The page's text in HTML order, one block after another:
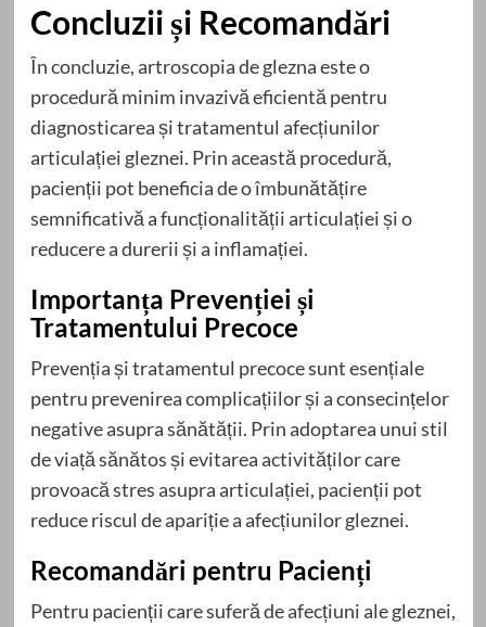
Concluzii și Recomandări
În concluzie, artroscopia de glezna este o
procedură minim invazivă eficientă pentru
diagnosticarea și tratamentul afecțiunilor
articulației gleznei. Prin această procedură,
pacienții pot beneficia de o îmbunătățire
semnificativă a funcționalității articulației și o
reducere a durerii și a inflamației.
Importanța Prevenției și
Tratamentului Precoce
Prevenția și tratamentul precoce sunt esențiale
pentru prevenirea complicațiilor și a consecințelor
negative asupra sănătății. Prin adoptarea unui stil
de viață sănătos și evitarea activităților care
provoacă stres asupra articulației, pacienții pot
reduce riscul de apariție a afecțiunilor gleznei.
Recomandări pentru Pacienți
Pentru pacienții care suferă de afecțiuni ale gleznei,